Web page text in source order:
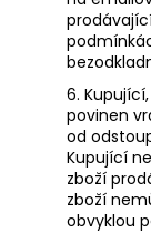
6.
povinen
od
Kupující
zboží
zboží
obvyklou